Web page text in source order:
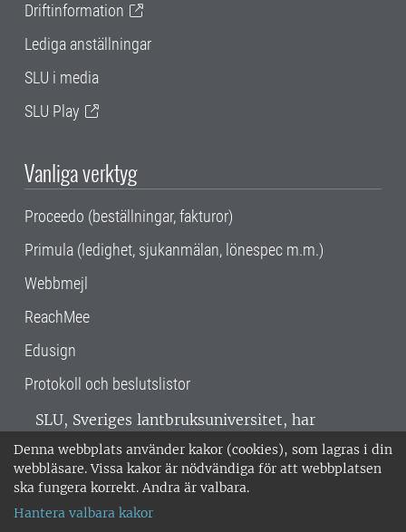
Denna webbplats använder kakor (cookies), som lagras i din
webbläsare. Vissa kakor är nödvändiga för att webbplatsen
ska fungera korrekt. Andra är valbara.
Hantera valbara kakor
Driftinformation
Lediga anställningar
SLU i media
SLU Play
Vanliga verktyg
Proceedo (beställningar, fakturor)
Primula (ledighet, sjukanmälan, lönespec m.m.)
Webbmejl
ReachMee
Edusign
Protokoll och beslutslistor
SLU, Sveriges lantbruksuniversitet, har
verksamhet över hela Sverige. Huvudorter är
Alnarp, Uppsala och Umeå.SLU är
miljöcertifierat enligt ISO 14001. •
018-67 10 00 • Org nr: 202100-2817 •